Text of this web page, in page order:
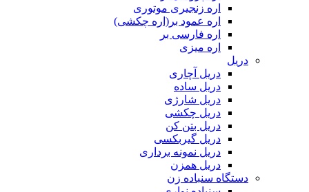
اره زنجیری موتوری
اره عمود بر(اره چکشی)
اره فارسی بر
اره میزی
دریل
دریل آچاری
دریل ساده
دریل شارژی
دریل چکشی
دریل بتن کن
دریل گیربکسی
دریل نمونه برداری
دریل همزن
دستگاه سنباده زن